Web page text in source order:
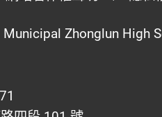
Zhonglun High